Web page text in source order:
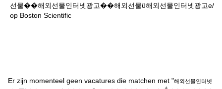
선물��해외선물인터넷광고��해외선물ὒ해외선물인터넷광고e/
op Boston Scientific(huidige
Er zijn momenteel geen vacatures die matchen met "해외선물인터넷